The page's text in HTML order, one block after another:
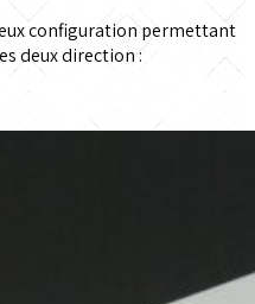
configuration permettant
deux direction :